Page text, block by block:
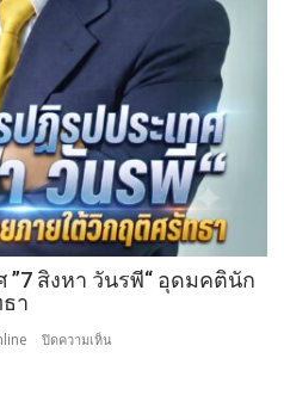
เป็นก
บุญ
”7 สิงหา วันรพี“ อุดมคตินัก
า
ปิดความเห็น